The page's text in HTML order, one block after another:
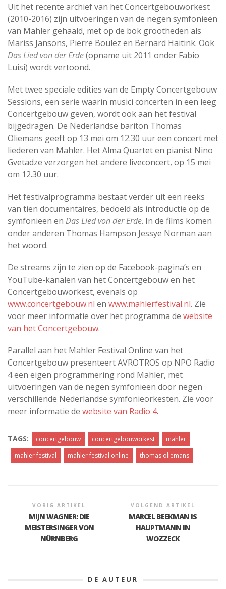
Uit het recente archief van het Concertgebouworkest
(2010-2016) zijn uitvoeringen van de negen symfonieën
van Mahler gehaald, met op de bok grootheden als
Mariss Jansons, Pierre Boulez en Bernard Haitink. Ook
Das Lied von der Erde(opname uit 2011 onder Fabio
Luisi) wordt vertoond.
Met twee speciale edities van de Empty Concertgebouw
Sessions, een serie waarin musici concerten in een leeg
Concertgebouw geven, wordt ook aan het festival
bijgedragen. De Nederlandse bariton Thomas
Oliemans geeft op 13 mei om 12.30 uur een concert met
liederen van Mahler. Het Alma Quartet en pianist Nino
Gvetadze verzorgen het andere liveconcert, op 15 mei
om 12.30 uur.
Het festivalprogramma bestaat verder uit een reeks
van tien documentaires, bedoeld als introductie op de
symfonieën en Das Lied von der Erde. In de films komen
onder anderen Thomas Hampson Jessye Norman aan
het woord.
De streams zijn te zien op de Facebook-pagina’s en
YouTube-kanalen van het Concertgebouw en het
Concertgebouworkest, evenals op
www.concertgebouw.nl en www.mahlerfestival.nl. Zie
voor meer informatie over het programma de website
van het Concertgebouw.
Parallel aan het Mahler Festival Online van het
Concertgebouw presenteert AVROTROS op NPO Radio
4 een eigen programmering rond Mahler, met
uitvoeringen van de negen symfonieën door negen
verschillende Nederlandse symfonieorkesten. Zie voor
meer informatie de website van Radio 4.
TAGS: concertgebouw concertgebouworkest
mahler
mahler festival
mahler festival online thomas oliemans
VORIG ARTIKEL
MIJN WAGNER: DIE
MEISTERSINGER VON
NÜRNBERG
VOLGEND ARTIKEL
MARCEL BEEKMAN IS
HAUPTMANN IN
WOZZECK
DE AUTEUR